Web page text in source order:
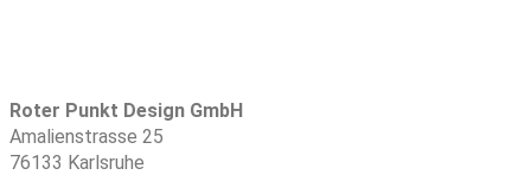
Roter Punkt Design GmbH
Amalienstrasse 25
76133 Karlsruhe